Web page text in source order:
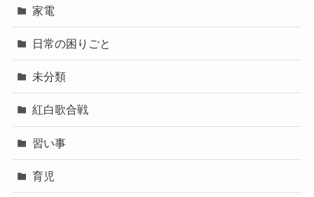
家電
日常の困りごと
未分類
紅白歌合戦
習い事
育児